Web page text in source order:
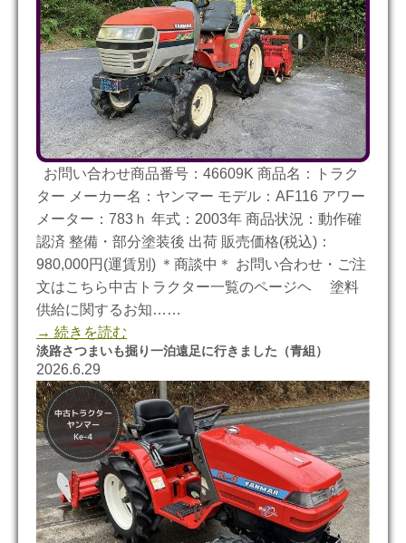
お問い合わせ商品番号：46609K 商品名：トラク
ター メーカー名：ヤンマー モデル：AF116 アワー
メーター：783ｈ 年式：2003年 商品状況：動作確
認済 整備・部分塗装後 出荷 販売価格(税込)：
980,000円(運賃別) ＊商談中＊ お問い合わせ・ご注
文はこちら中古トラクター一覧のページヘ 塗料
供給に関するお知……
→ 続きを読む
淡路さつまいも掘り一泊遠足に行きました（青組）
2026.6.29